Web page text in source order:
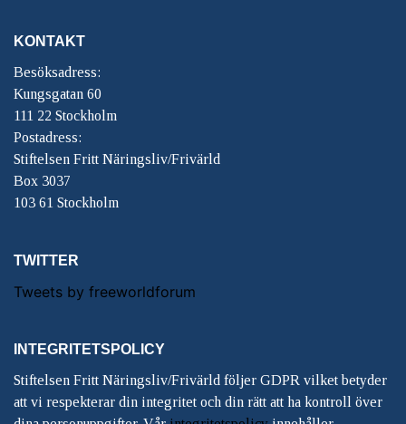
KONTAKT
Besöksadress:
Kungsgatan 60
111 22 Stockholm
Postadress:
Stiftelsen Fritt Näringsliv/Frivärld
Box 3037
103 61 Stockholm
TWITTER
Tweets by freeworldforum
INTEGRITETSPOLICY
Stiftelsen Fritt Näringsliv/Frivärld följer GDPR vilket betyder
att vi respekterar din integritet och din rätt att ha kontroll över